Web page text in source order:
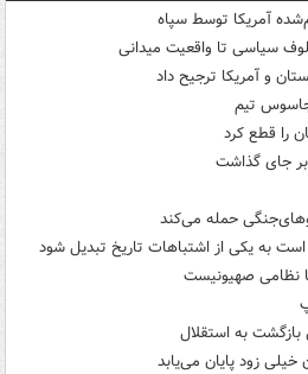
آمریکا توسط سپاه
سیاسی تا واقعیت میدانی
و آمریکا ترجیح داد
تیم
را قطع کرد
به یکی از اشتباهات تاریخ تبدیل شود
نظامی صهیونیست
بازگشت به استقلال
زود پایان می‌یابد